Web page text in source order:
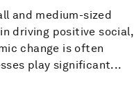
and medium-sized
driving positive social,
change is often
play significant...